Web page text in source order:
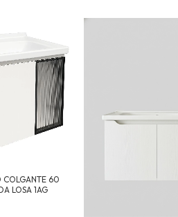
COLGANTE 60
LOSA 1AG